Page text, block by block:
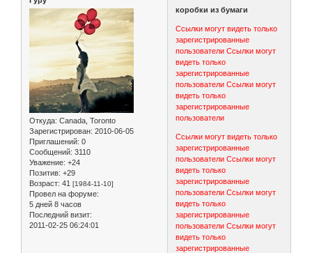
Откуда: Canada, Toronto
Зарегистрирован: 2010-06-05
Приглашений: 0
Сообщений: 3110
Уважение: +24
Позитив: +29
Возраст: 41 [1984-11-10]
Провел на форуме:
5 дней 8 часов
Последний визит:
2011-02-25 06:24:01
коробки из бумаги
Ссылки могут видеть только
зарегистрированные
пользователи Ссылки могут
видеть только
зарегистрированные
пользователи Ссылки могут
видеть только
зарегистрированные
пользователи
Ссылки могут видеть только
зарегистрированные
пользователи Ссылки могут
видеть только
зарегистрированные
пользователи Ссылки могут
видеть только
зарегистрированные
пользователи Ссылки могут
видеть только
зарегистрированные